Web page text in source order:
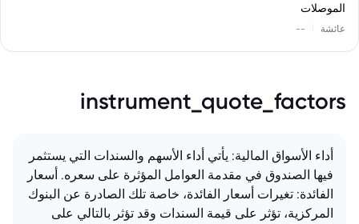
الموصلات
عائشة --
instrument_quote_factors
أداء الأسواق المالية: يأتي أداء الأسهم والسندات التي يستثمر
فيها الصندوق في مقدمة العوامل المؤثرة على سعره. أسعار
الفائدة: تغيرات أسعار الفائدة، خاصة تلك الصادرة عن البنوك
المركزية، تؤثر على قيمة السندات وقد تؤثر بالتالي على